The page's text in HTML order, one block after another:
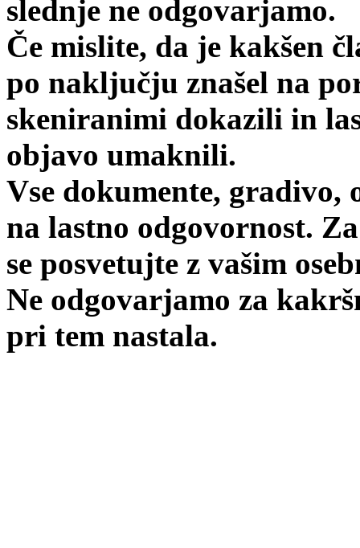
slednje ne odgovarjamo.
Če mislite, da je kakšen
po naključju znašel na
skeniranimi dokazili in
objavo umaknili.
Vse dokumente, gradivo,
na lastno odgovornost.
se posvetujte z vašim
Ne odgovarjamo za
pri tem nastala.